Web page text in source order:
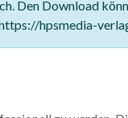
Den Download
hpsmedia-